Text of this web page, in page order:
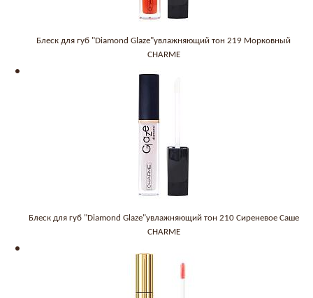
Блеск для губ "Diamond Glaze"увлажняющий тон 219 Морковный
CHARME
Блеск для губ "Diamond Glaze"увлажняющий тон 210 Сиреневое Саше
CHARME